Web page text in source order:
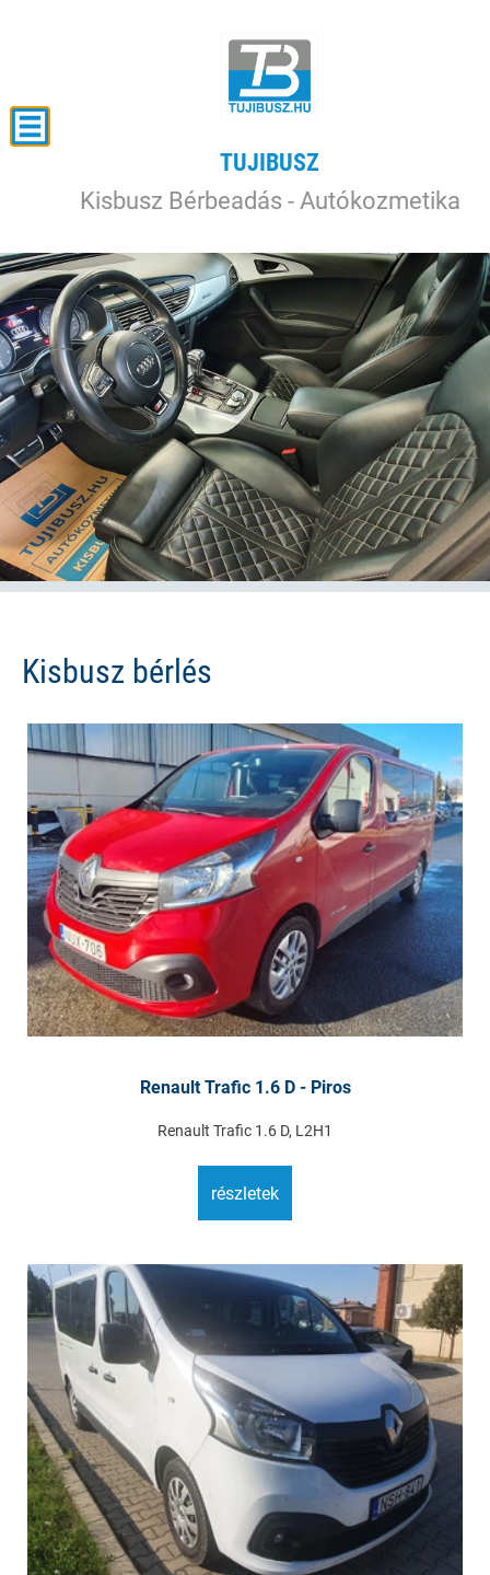
TUJIBUSZ
Kisbusz Bérbeadás - Autókozmetika
Kisbusz bérlés
Renault Trafic 1.6 D - Piros
Renault Trafic 1.6 D, L2H1
részletek